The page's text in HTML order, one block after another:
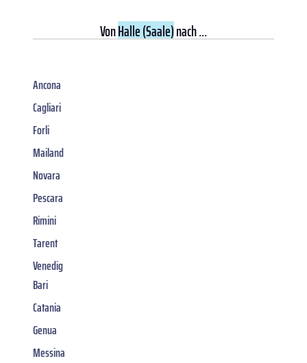
VonHalle (Saale)nach ...
Ancona
Cagliari
Forli
Mailand
Novara
Pescara
Rimini
Tarent
Venedig
Bari
Catania
Genua
Messina